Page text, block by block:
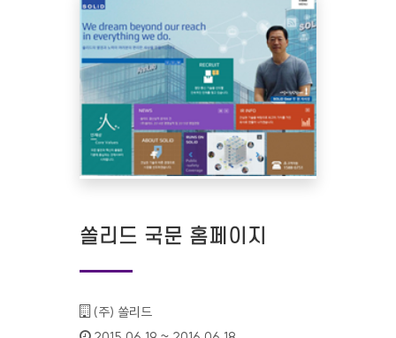
쏠리드 국문 홈페이지
기관명 :
(주) 쏠리드